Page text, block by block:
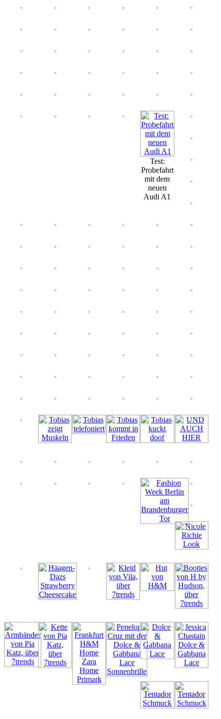
Test:
Probefahrt
mit dem
neuen
Audi A1